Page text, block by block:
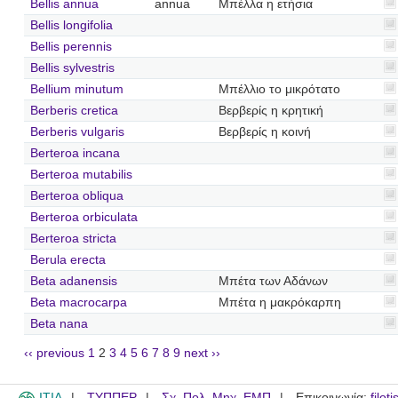
Bellis annua
annua
Μπέλλα η ετήσια
Bellis longifolia
Bellis perennis
Bellis sylvestris
Bellium minutum
Μπέλλιο το μικρότατο
Berberis cretica
Βερβερίς η κρητική
Berberis vulgaris
Βερβερίς η κοινή
Berteroa incana
Berteroa mutabilis
Berteroa obliqua
Berteroa orbiculata
Berteroa stricta
Berula erecta
Beta adanensis
Μπέτα των Αδάνων
Beta macrocarpa
Μπέτα η μακρόκαρπη
Beta nana
‹‹ previous 1 2 3 4 5 6 7 8 9 next ››